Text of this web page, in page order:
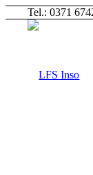
Tel.: 0371